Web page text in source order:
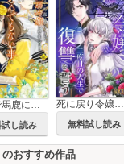
今まで馬鹿にされていた気弱令嬢に転生したら、とんでもない事になった話、聞く？
試し読み
死に戻り令嬢は二度目の人生で復讐を誓う【合本版】
無料試し読み
のおすすめ作品